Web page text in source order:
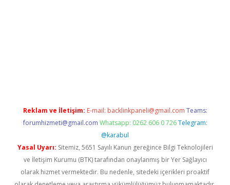
Reklam ve İletişim: E-mail: backlinkpaneli@gmail.com Teams:
forumhizmeti@gmail.com Whatsapp: 0262 606 0 726 Telegram:
@karabul
Yasal Uyarı: Sitemiz, 5651 Sayılı Kanun gereğince Bilgi Teknolojileri
ve İletişim Kurumu (BTK) tarafından onaylanmış bir Yer Sağlayıcı
olarak hizmet vermektedir. Bu nedenle, sitedeki içerikleri proaktif